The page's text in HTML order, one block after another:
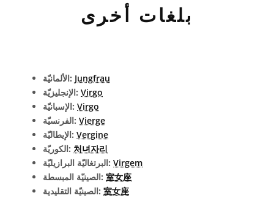
بلغات أخرى
الألمانيّة: Jungfrau
الإنجليزيّة: Virgo
الإسبانيّة: Virgo
الفرنسيّة: Vierge
الإيطاليّة: Vergine
الكوريّة: 처녀자리
البرتغاليّة البرازيليّة: Virgem
الصينيّة المبسطة: 室女座
الصينيّة التقليدية: 室女座